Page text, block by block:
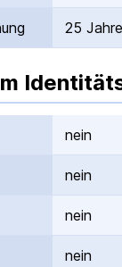
25 Jahre
nein
nein
nein
nein